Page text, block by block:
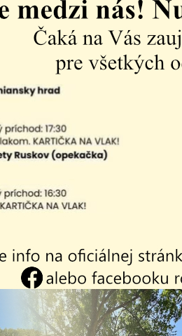
Mestská časť Voľby a
2026
2026
do Európskeho
prezidenta Slovenskej
do Národnej rady SR
2023